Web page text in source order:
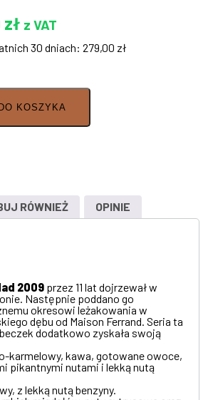
zł z VAT
30 dniach: 279,00 zł
KOSZYKA
RÓWNIEŻ OPINIE
2009 przez 11 lat dojrzewał w
Następnie poddano go
okresowi leżakowania w
dębu od Maison Ferrand. Seria ta
dodatkowo zyskała swoją
karmelowy, kawa, gotowane owoce,
pikantnymi nutami i lekką nutą
z lekką nutą benzyny.